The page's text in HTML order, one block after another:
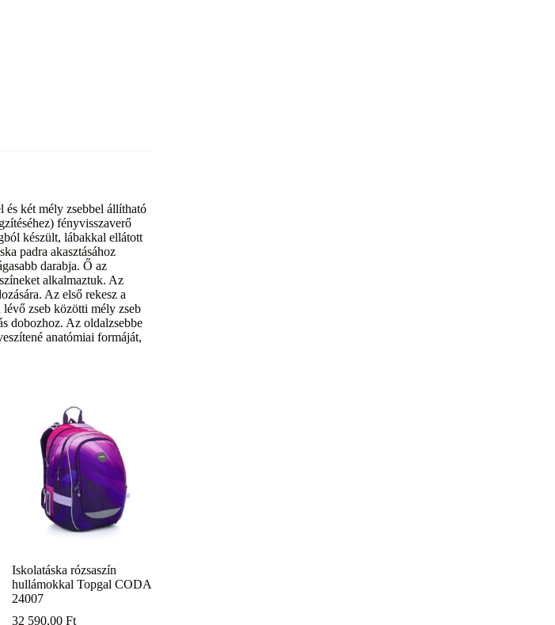
és két mély zsebbel állítható
fényvisszaverő
készült, lábakkal ellátott
padra akasztásához
darabja. Ő az
alkalmaztuk. Az
Az első rekesz a
lévő zseb közötti mély zseb
dobozhoz. Az oldalzsebbe
anatómiai formáját,
Iskolatáska rózsaszín
hullámokkal Topgal CODA
24007
32 590,00Ft